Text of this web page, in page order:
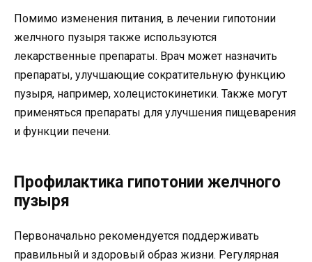
Помимо изменения питания, в лечении гипотонии
желчного пузыря также используются
лекарственные препараты. Врач может назначить
препараты, улучшающие сократительную функцию
пузыря, например, холецистокинетики. Также могут
применяться препараты для улучшения пищеварения
и функции печени.
Профилактика гипотонии желчного
пузыря
Первоначально рекомендуется поддерживать
правильный и здоровый образ жизни. Регулярная